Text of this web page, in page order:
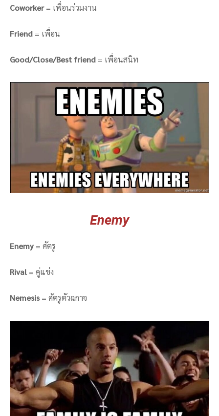
Coworker= เพื่อนร่วมงาน
Friend = เพื่อน
Good/Close/Best friend = เพื่อนสนิท
Enemy
Enemy = ศัตรู
Rival = คู่แข่ง
Nemesis= ศัตรูตัวฉกาจ